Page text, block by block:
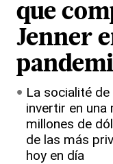
que
Jenner
La socialité
invertir en una
millones de
de las más
hoy en día